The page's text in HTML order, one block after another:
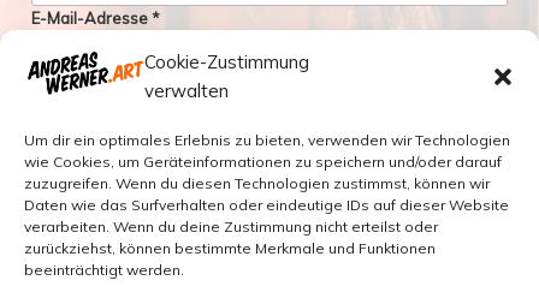
Cookie-Zustimmung
verwalten
Um dir ein optimales Erlebnis zu bieten, verwenden wir Technologien
wie Cookies, um Geräteinformationen zu speichern und/oder darauf
zuzugreifen. Wenn du diesen Technologien zustimmst, können wir
Daten wie das Surfverhalten oder eindeutige IDs auf dieser Website
verarbeiten. Wenn du deine Zustimmung nicht erteilst oder
zurückziehst, können bestimmte Merkmale und Funktionen
beeinträchtigt werden.
E-Mail-Adresse*
Name, E-Mail-Adresse und Website in diesem Browser für
meinen nächsten Kommentar speichern.